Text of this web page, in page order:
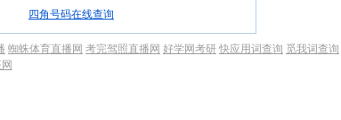
四角号码在线查询
蜘蛛体育直播网 考完驾照直播网 好学网考研 快应用词查询 觅我词查询